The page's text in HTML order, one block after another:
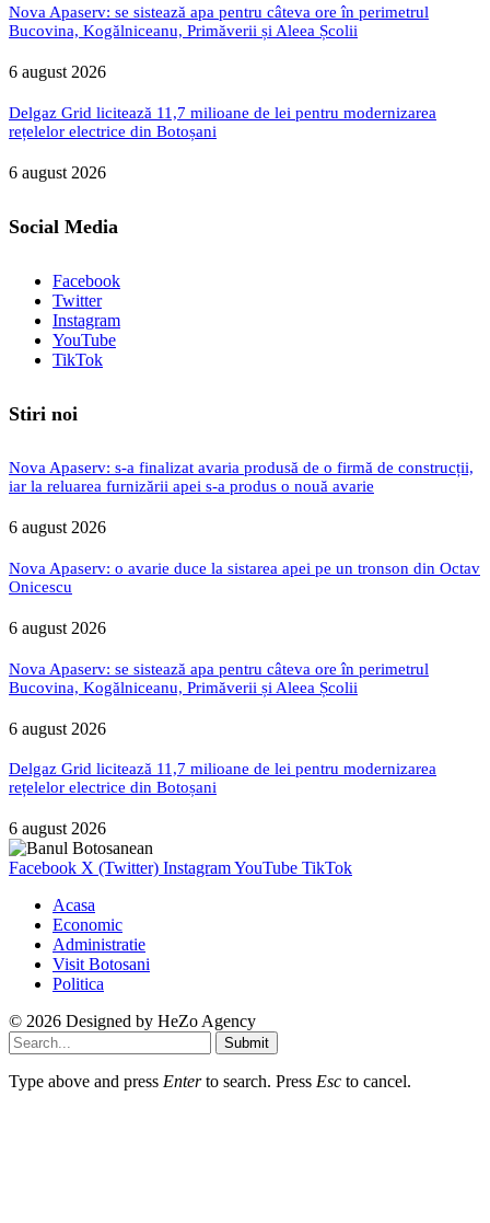
Nova Apaserv: se sistează apa pentru câteva ore în perimetrul
Bucovina, Kogălniceanu, Primăverii și Aleea Școlii
6 august 2026
Delgaz Grid licitează 11,7 milioane de lei pentru modernizarea
rețelelor electrice din Botoșani
6 august 2026
Social Media
Facebook
Twitter
Instagram
YouTube
TikTok
Stiri noi
Nova Apaserv: s-a finalizat avaria produsă de o firmă de construcții,
iar la reluarea furnizării apei s-a produs o nouă avarie
6 august 2026
Nova Apaserv: o avarie duce la sistarea apei pe un tronson din Octav
Onicescu
6 august 2026
Nova Apaserv: se sistează apa pentru câteva ore în perimetrul
Bucovina, Kogălniceanu, Primăverii și Aleea Școlii
6 august 2026
Delgaz Grid licitează 11,7 milioane de lei pentru modernizarea
rețelelor electrice din Botoșani
6 august 2026
Facebook X (Twitter) InstagramYouTube TikTok
Acasa
Economic
Administratie
Visit Botosani
Politica
© 2026 Designed by HeZo Agency
Submit
Type above and press Enterto search. Press Esc to cancel.